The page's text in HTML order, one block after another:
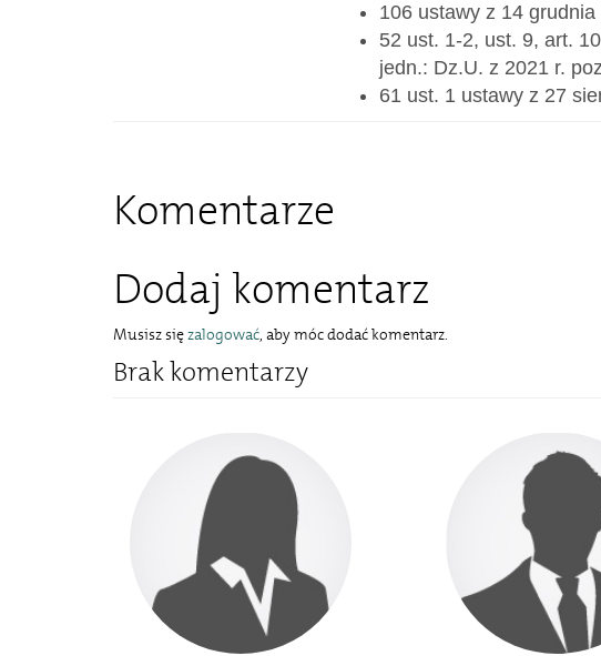
106 ustawy z 14
52 ust. 1-2, ust. 9, art.
jedn.: Dz.U. z 2021 r.
61 ust. 1 ustawy z 27
Komentarze
Dodaj komentarz
Musisz sięzalogować, aby móc dodać komentarz.
Brak komentarzy